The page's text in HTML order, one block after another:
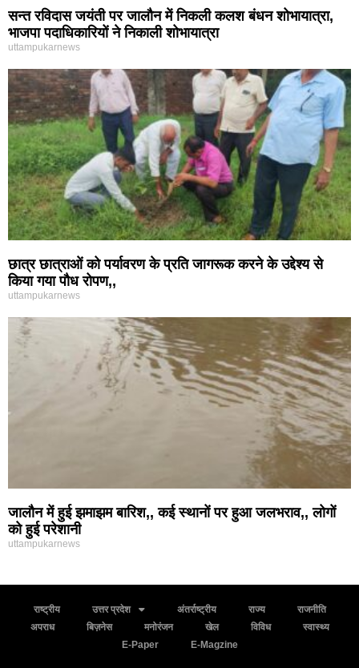
सन्त रविदास जयंती पर जालौन में निकली कलश बंधन शोभायात्रा,
भाजपा पदाधिकारियों ने निकाली शोभायात्रा
uttampukarnews
छात्र छात्राओं को पर्यावरण के प्रति जागरूक करने के उद्देश्य से
किया गया पौध रोपण,,
uttampukarnews
जालौन में हुई झमाझम बारिश,, कई स्थानों पर हुआ जलभराव,, लोगों
को हुई परेशानी
uttampukarnews
राष्ट्रीय उत्तर प्रदेश अंतर्राष्ट्रीय राज्य
राजनीति
अपराध
बिज़नेस मनोरंजन खेल विविध
स्वास्थ्य
E-Paper
E-Magzine